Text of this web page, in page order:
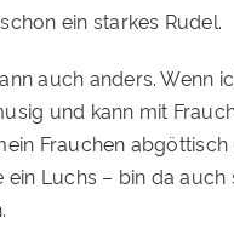
ein starkes Rudel.
auch anders. Wenn
und kann mit
Frauchen
ein Luchs – bin da